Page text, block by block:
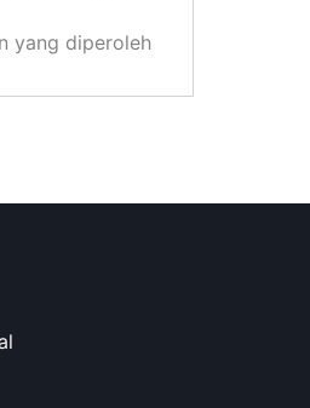
yang diperoleh